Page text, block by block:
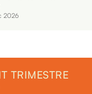
2026
TRIMESTRE